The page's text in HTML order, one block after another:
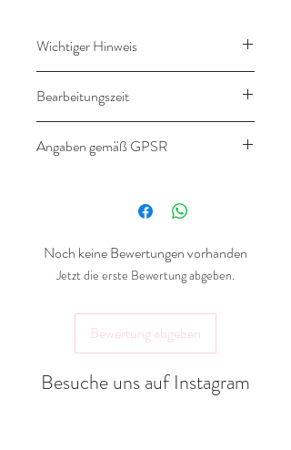
Wichtiger Hinweis
personalisiert. Ein Umtausch ist daher
ausgeschlossen.
Bearbeitungszeit
Angaben gemäß GPSR
Produktsicherheitsverordnung
Hersteller:
Gräfter Weg 18a
32351 Stemwede
shop@landlebenliebe.de
Noch keine Bewertungen vorhanden
Jetzt die erste Bewertung abgeben.
Bewertung abgeben
Besuche uns auf Instagram